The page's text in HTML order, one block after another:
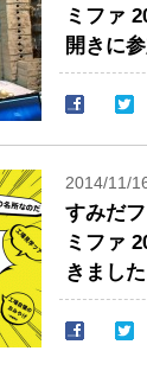
ミファ
開きに
2014/11/
すみだ
ミファ
きました